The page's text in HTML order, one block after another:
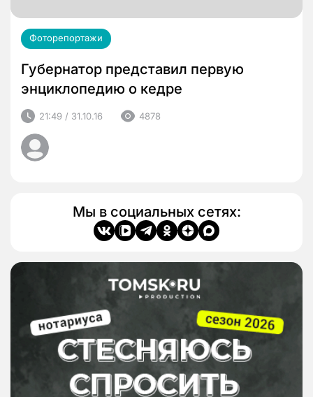
Фоторепортажи
Губернатор представил первую
энциклопедию о кедре
21:49 / 31.10.16 4878
Мы в социальных сетях: